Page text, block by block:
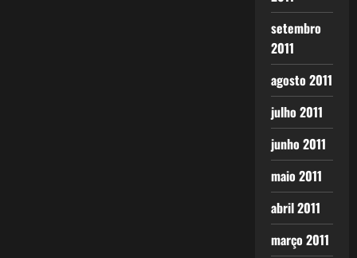
setembro
2011
agosto 2011
julho 2011
junho 2011
maio 2011
abril 2011
março 2011